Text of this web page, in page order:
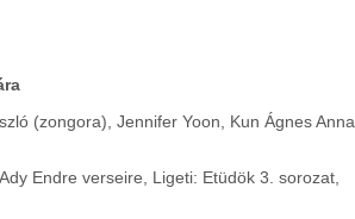
(zongora), Jennifer Yoon, Kun Ágnes Anna
Endre verseire, Ligeti: Etüdök 3. sorozat,